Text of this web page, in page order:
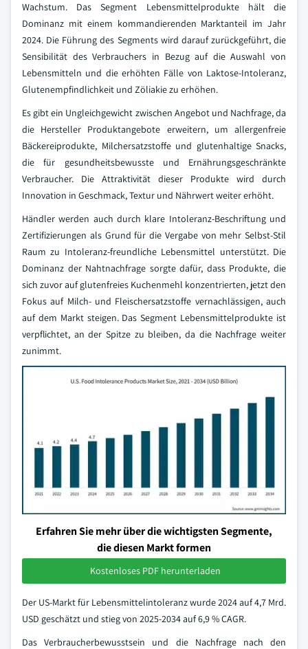
Wachstum. Das Segment Lebensmittelprodukte hält die
Dominanz mit einem kommandierenden Marktanteil im Jahr
2024. Die Führung des Segments wird darauf zurückgeführt, die
Sensibilität des Verbrauchers in Bezug auf die Auswahl von
Lebensmitteln und die erhöhten Fälle von Laktose-Intoleranz,
Glutenempfindlichkeit und Zöliakie zu erhöhen.
Es gibt ein Ungleichgewicht zwischen Angebot und Nachfrage, da
die Hersteller Produktangebote erweitern, um allergenfreie
Bäckereiprodukte, Milchersatzstoffe und glutenhaltige Snacks,
die für gesundheitsbewusste und Ernährungsgeschränkte
Verbraucher. Die Attraktivität dieser Produkte wird durch
Innovation in Geschmack, Textur und Nährwert weiter erhöht.
Händler werden auch durch klare Intoleranz-Beschriftung und
Zertifizierungen als Grund für die Vergabe von mehr Selbst-Stil
Raum zu Intoleranz-freundliche Lebensmittel unterstützt. Die
Dominanz der Nahtnachfrage sorgte dafür, dass Produkte, die
sich zuvor auf glutenfreies Kuchenmehl konzentrierten, jetzt den
Fokus auf Milch- und Fleischersatzstoffe vernachlässigen, auch
auf dem Markt steigen. Das Segment Lebensmittelprodukte ist
verpflichtet, an der Spitze zu bleiben, da die Nachfrage weiter
zunimmt.
Erfahren Sie mehr über die wichtigsten Segmente,
die diesen Markt formen
Kostenloses PDF herunterladen
Der US-Markt für Lebensmittelintoleranz wurde 2024 auf 4,7 Mrd.
USD geschätzt und stieg von 2025-2034 auf 6,9 % CAGR.
Das Verbraucherbewusstsein und die Nachfrage nach den